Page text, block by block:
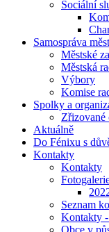
Sociální
Samospráva
Městské
Městská
Výbory
Komise
Spolky a
Zřizované
Aktuálně
Do Fénixu s
Kontakty
Kontakty
Seznam
Kontakty -
Obce v